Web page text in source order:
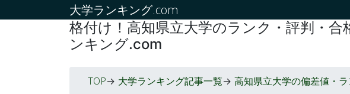
大学ランキング.com
格付け！高知県立大学のランク・評判・
ンキング.com
TOP-> 大学ランキング記事一覧-> 高知県立大学の偏差値・